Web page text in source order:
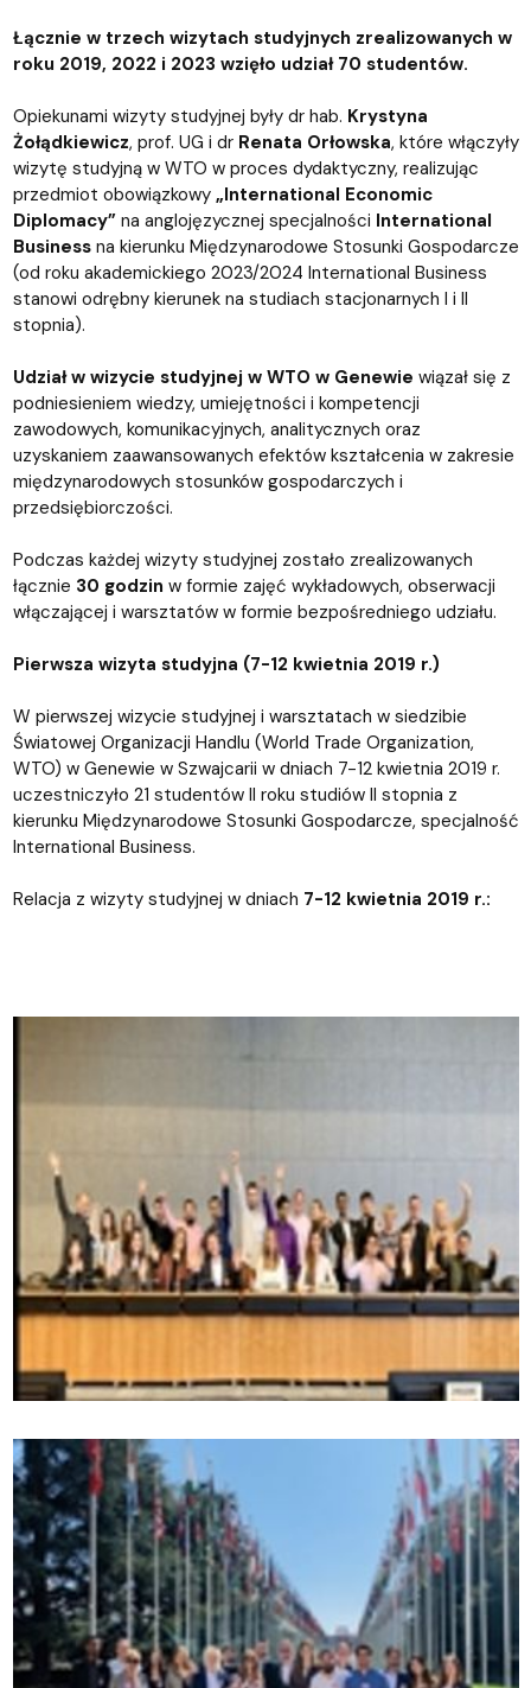
Łącznie w trzech wizytach studyjnych zrealizowanych w
roku 2019, 2022 i 2023 wzięło udział 70 studentów.
Opiekunami wizyty studyjnej były dr hab. Krystyna
Żołądkiewicz, prof. UG i dr Renata Orłowska, które włączyły
wizytę studyjną w WTO w proces dydaktyczny, realizując
przedmiot obowiązkowy „International Economic
Diplomacy”na anglojęzycznej specjalności International
Businessna kierunku Międzynarodowe Stosunki Gospodarcze
(od roku akademickiego 2023/2024 International Business
stanowi odrębny kierunek na studiach stacjonarnych I i II
stopnia).
Udział w wizycie studyjnej w WTO w Genewie wiązał się z
podniesieniem wiedzy, umiejętności i kompetencji
zawodowych, komunikacyjnych, analitycznych oraz
uzyskaniem zaawansowanych efektów kształcenia w zakresie
międzynarodowych stosunków gospodarczych i
przedsiębiorczości.
Podczas każdej wizyty studyjnej zostało zrealizowanych
łącznie 30 godzin w formie zajęć wykładowych, obserwacji
włączającej i warsztatów w formie bezpośredniego udziału.
Pierwsza wizyta studyjna (7-12 kwietnia 2019 r.)
W pierwszej wizycie studyjnej i warsztatach w siedzibie
Światowej Organizacji Handlu (World Trade Organization,
WTO) w Genewie w Szwajcarii w dniach 7-12 kwietnia 2019 r.
uczestniczyło 21 studentów II roku studiów II stopnia z
kierunku Międzynarodowe Stosunki Gospodarcze, specjalność
International Business.
Relacja z wizyty studyjnej w dniach 7-12 kwietnia 2019 r.: